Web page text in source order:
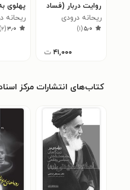
روایت دربار (فساد
مالی اقتصادی)
ریحانه درودی
۵٫۰(۱)
۴۱,۰۰۰ ت
پهلوی
دربار
ریحانه
۳٫۰(۲)
کتاب‌های انتشارات مرکز